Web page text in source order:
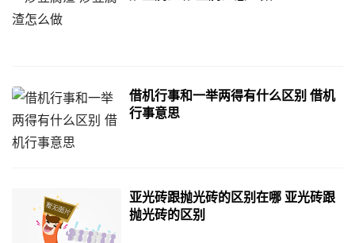
借机行事和一举两得有什么区别 借机
行事意思
亚光砖跟抛光砖的区别在哪 亚光砖跟
抛光砖的区别